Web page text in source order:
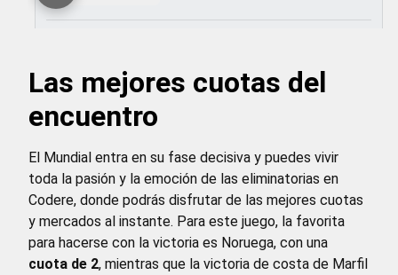
Las mejores cuotas del
encuentro
El Mundial entra en su fase decisiva y puedes vivir
toda la pasión y la emoción de las eliminatorias en
Codere, donde podrás disfrutar de las mejores cuotas
y mercados al instante. Para este juego, la favorita
para hacerse con la victoria es Noruega, con una
cuota de 2, mientras que la victoria de costa de Marfil